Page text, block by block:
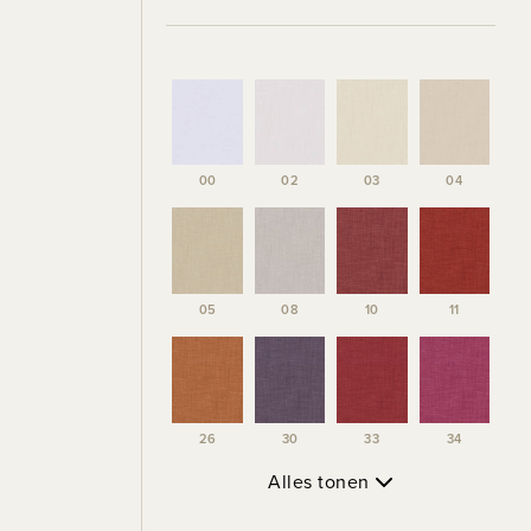
00 02 03 04
05 08 10 11
26 30 33 34
Alles tonen